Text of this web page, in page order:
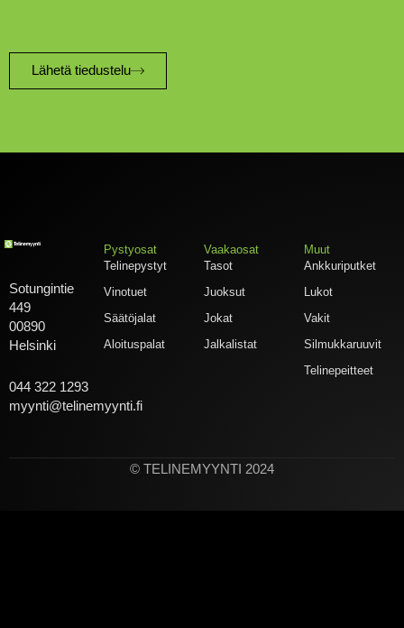
Lähetä tiedustelu
Sotungintie
449
00890
Helsinki
044 322 1293
myynti@telinemyynti.fi
Pystyosat
Telinepystyt
Vinotuet
Säätöjalat
Aloituspalat
Vaakaosat
Tasot
Juoksut
Jokat
Jalkalistat
Muut
Ankkuriputket
Lukot
Vakit
Silmukkaruuvit
Telinepeitteet
© TELINEMYYNTI 2024